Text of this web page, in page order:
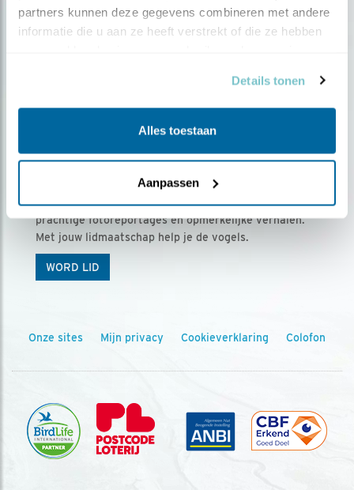
partners kunnen deze gegevens combineren met andere
informatie die u aan ze heeft verstrekt of die ze hebben
Details tonen
Alles toestaan
Aanpassen
Ontvang 5 x Vogels voor € 36,00 per jaar
Vogels is het tijdschrift voor onze leden, met
prachtige fotoreportages en opmerkelijke verhalen.
Met jouw lidmaatschap help je de vogels.
WORD LID
Onze sites Mijn privacy Cookieverklaring Colofon